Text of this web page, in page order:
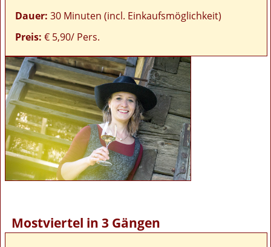
Dauer: 30 Minuten (incl. Einkaufsmöglichkeit)
Preis: € 5,90/ Pers.
Mostviertel in 3 Gängen